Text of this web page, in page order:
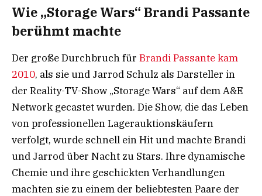
Wie „Storage Wars“ Brandi Passante
berühmt machte
Der große Durchbruch für Brandi Passante kam
2010, als sie und Jarrod Schulz als Darsteller in
der Reality-TV-Show „Storage Wars“ auf dem A&E
Network gecastet wurden. Die Show, die das Leben
von professionellen Lagerauktionskäufern
verfolgt, wurde schnell ein Hit und machte Brandi
und Jarrod über Nacht zu Stars. Ihre dynamische
Chemie und ihre geschickten Verhandlungen
machten sie zu einem der beliebtesten Paare der